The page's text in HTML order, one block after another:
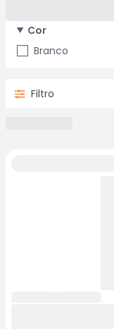
Cor
Branco
Filtro